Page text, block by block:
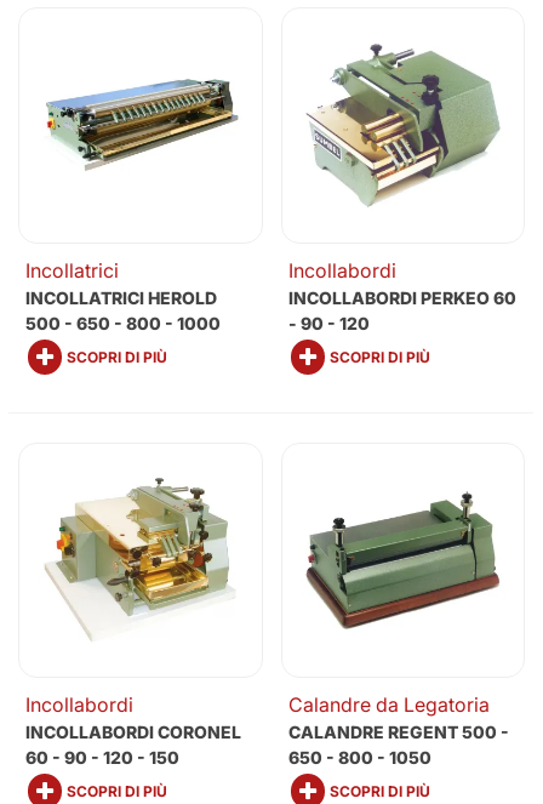
Incollatrici
INCOLLATRICI HEROLD
500 - 650 - 800 - 1000
SCOPRI DI PIÙ
Incollabordi
INCOLLABORDI PERKEO 60
- 90 - 120
SCOPRI DI PIÙ
Incollabordi
INCOLLABORDI CORONEL
60 - 90 - 120 - 150
SCOPRI DI PIÙ
Calandre da Legatoria
CALANDRE REGENT 500 -
650 - 800 - 1050
SCOPRI DI PIÙ